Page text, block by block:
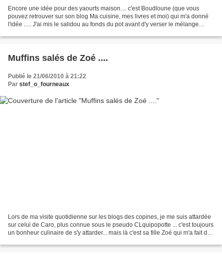
Encore une idée pour des yaourts maison.... c'est Boudloune (que vous
pouvez retrouver sur son blog Ma cuisine, mes livres et moi) qui m'a donné
l'idée ..... J'ai mis le salidou au fonds du pot avant d'y verser le mélange
Muffins salés de Zoé ....
Publié le 21/06/2010 à 21:22
Par stef_o_fourneaux
Lors de ma visite quotidienne sur les blogs des copines, je me suis attardée
sur celui de Caro, plus connue sous le pseudo CLquipopotte ... c'est toujours
un bonheur culinaire de s'y attarder... mais là c'est sa fille Zoé qui m'a fait de